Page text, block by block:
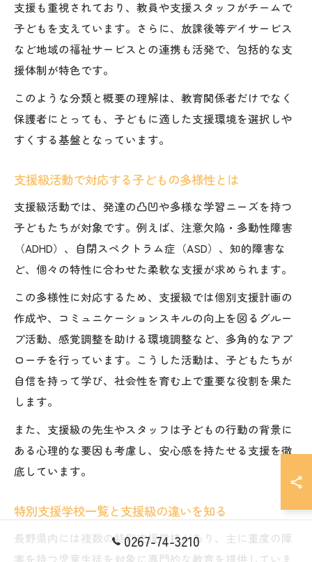
支援も重視されており、教員や支援スタッフがチームで
子どもを支えています。さらに、放課後等デイサービス
など地域の福祉サービスとの連携も活発で、包括的な支
援体制が特色です。
このような分類と概要の理解は、教育関係者だけでなく
保護者にとっても、子どもに適した支援環境を選択しや
すくする基盤となっています。
支援級活動で対応する子どもの多様性とは
支援級活動では、発達の凸凹や多様な学習ニーズを持つ
子どもたちが対象です。例えば、注意欠陥・多動性障害
（ADHD）、自閉スペクトラム症（ASD）、知的障害な
ど、個々の特性に合わせた柔軟な支援が求められます。
この多様性に対応するため、支援級では個別支援計画の
作成や、コミュニケーションスキルの向上を図るグルー
プ活動、感覚調整を助ける環境調整など、多角的なアプ
ローチを行っています。こうした活動は、子どもたちが
自信を持って学び、社会性を育む上で重要な役割を果た
します。
また、支援級の先生やスタッフは子どもの行動の背景に
ある心理的な要因も考慮し、安心感を持たせる支援を徹
底しています。
特別支援学校一覧と支援級の違いを知る
長野県内には複数の特別支援学校があり、主に重度の障
害を持つ児童生徒を対象に専門的な教育を提供していま
0267-74-3210